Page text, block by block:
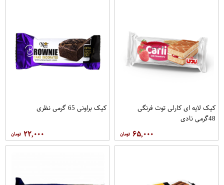
کیک لایه ای کارلی توت فرنگی
48گرمی نادی
۶۵,۰۰۰
کیک براونی 65 گرمی نظری
۲۲,۰۰۰